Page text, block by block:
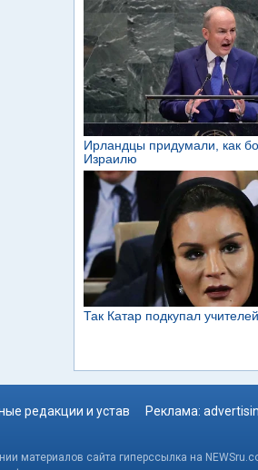
редакции и устав Реклама:
материалов сайта гиперссылка на